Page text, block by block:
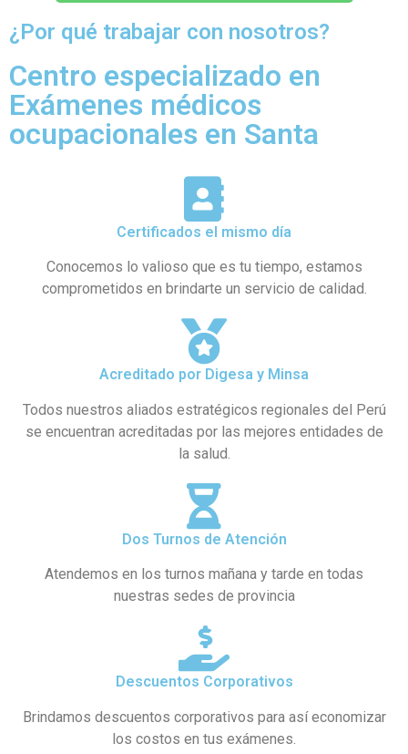
¿Por qué trabajar con nosotros?
Centro especializado en
Exámenes médicos
ocupacionales en Santa
Certificados el mismo día
Conocemos lo valioso que es tu tiempo, estamos
comprometidos en brindarte un servicio de calidad.
Acreditado por Digesa y Minsa
Todos nuestros aliados estratégicos regionales del Perú
se encuentran acreditadas por las mejores entidades de
la salud.
Dos Turnos de Atención
Atendemos en los turnos mañana y tarde en todas
nuestras sedes de provincia
Descuentos Corporativos
Brindamos descuentos corporativos para así economizar
los costos en tus exámenes.